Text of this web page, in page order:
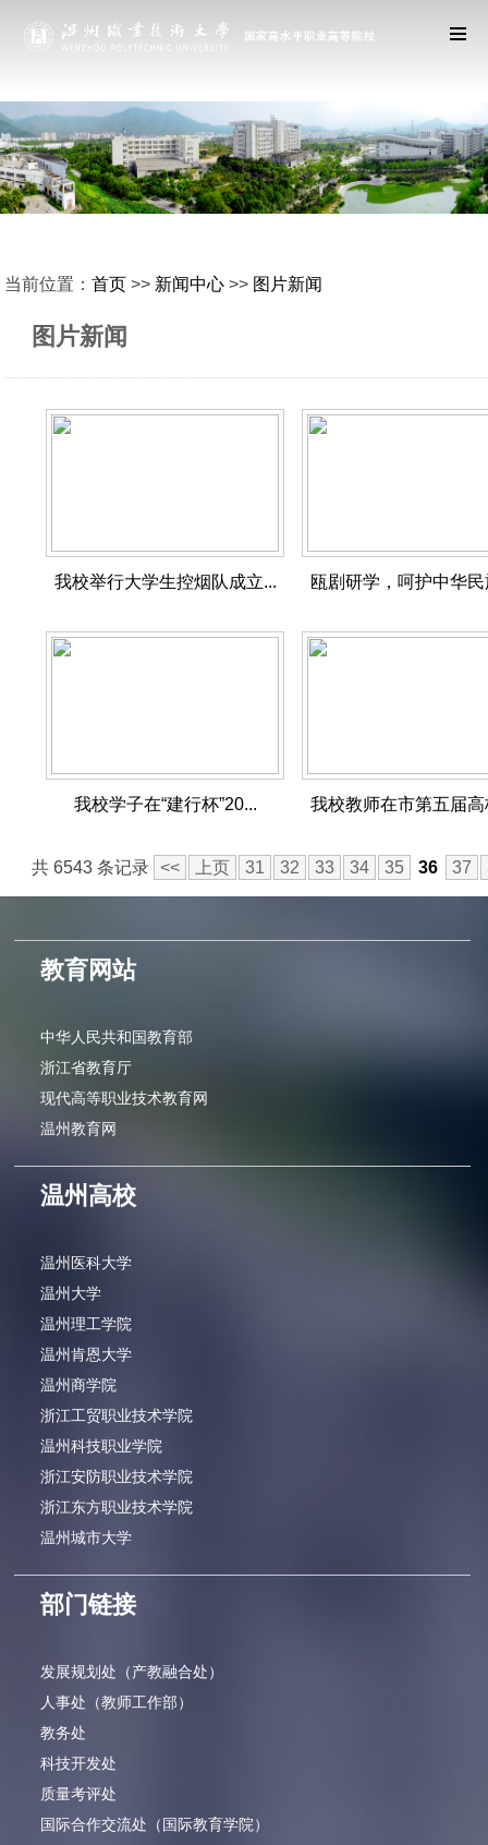
当前位置：首页 >> 新闻中心 >> 图片新闻
图片新闻
我校举行大学生控烟队成立... 瓯剧研学，呵护中华民
我校学子在“建行杯”20... 我校教师在市第五届高
共 6543 条记录 << 上页 31 32 33 34 35 36 37
教育网站
中华人民共和国教育部
浙江省教育厅
现代高等职业技术教育网
温州教育网
温州高校
温州医科大学
温州大学
温州理工学院
温州肯恩大学
温州商学院
浙江工贸职业技术学院
温州科技职业学院
浙江安防职业技术学院
浙江东方职业技术学院
温州城市大学
部门链接
发展规划处（产教融合处）
人事处（教师工作部）
教务处
科技开发处
质量考评处
国际合作交流处（国际教育学院）